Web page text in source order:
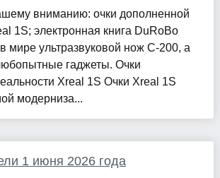
вниманию: очки дополненной
1S; электронная книга DuRoBo
мире ультразвуковой нож C-200, а
гаджеты. Очки
Xreal 1S Очки Xreal 1S
модерниза...
1 июня 2026 года